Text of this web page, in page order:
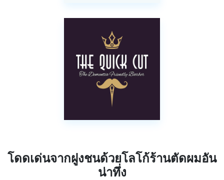
โดดเด่นจากฝูงชนด้วยโลโก้ร้านตัดผมอัน
น่าทึ่ง